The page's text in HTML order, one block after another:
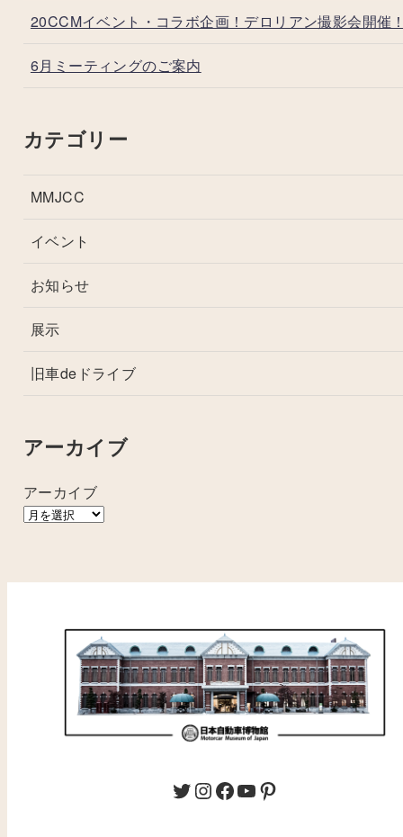
20CCMイベント・コラボ企画！デロリアン撮影会開催
6月ミーティングのご案内
カテゴリー
MMJCC
イベント
お知らせ
展示
旧車deドライブ
アーカイブ
アーカイブ